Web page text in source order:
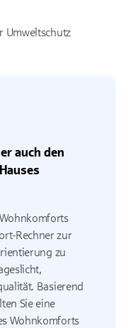
Umweltschutz
auch den
Rechner zur
zu
Basierend
Sie eine
Wohnkomforts